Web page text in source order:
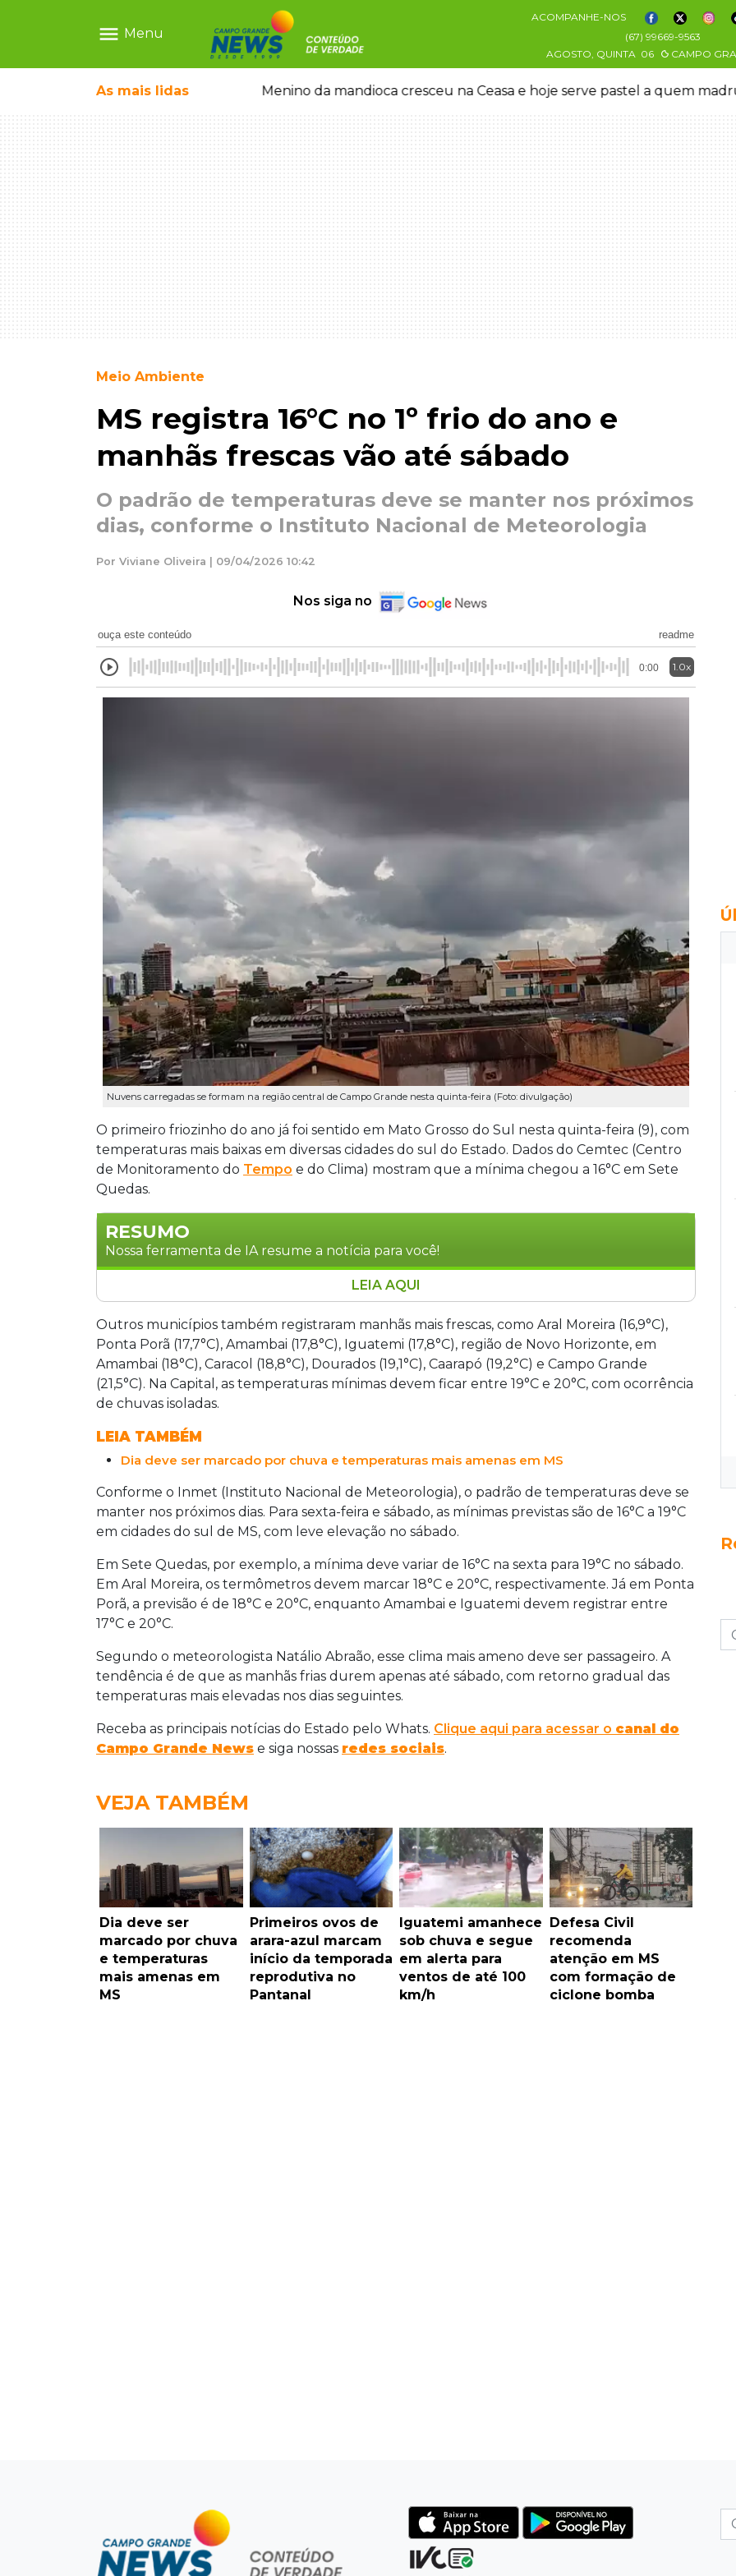
menu Menu
ACOMPANHE-NOS
(67) 99669-9563
AGOSTO, QUINTA 06 CAMPO
As mais lidas
crianças brasileiras Menino da mandioca cresceu na Ceasa e hoje serve pastel a quem
Meio Ambiente
MS registra 16°C no 1º frio do ano e
manhãs frescas vão até sábado
O padrão de temperaturas deve se manter nos próximos
dias, conforme o Instituto Nacional de Meteorologia
Por Viviane Oliveira | 09/04/2026 10:42
Nos siga no
ouça este conteúdo readme
0:00 1.0x
Nuvens carregadas se formam na região central de Campo Grande nesta quinta-feira (Foto: divulgação)
O primeiro friozinho do ano já foi sentido em Mato Grosso do Sul nesta quinta-feira (9), com
temperaturas mais baixas em diversas cidades do sul do Estado. Dados do Cemtec (Centro
de Monitoramento do Tempo e do Clima) mostram que a mínima chegou a 16°C em Sete
Quedas.
RESUMO
Nossa ferramenta de IA resume a notícia para você!
Mato Grosso do Sul registrou as primeiras temperaturas baixas do ano nesta quarta-
feira (9), com mínima de 16°C em Sete Quedas, segundo o Cemtec. Outras cidades
também tiveram manhãs frescas, como Campo Grande, com 21,5°C. O Inmet prevê
mínimas entre 16°C e 19°C até sábado no sul do Estado, com elevação gradual nos dias
seguintes, segundo o meteorologista Natálio Abraão.
LEIA AQUI
Outros municípios também registraram manhãs mais frescas, como Aral Moreira (16,9°C),
Ponta Porã (17,7°C), Amambai (17,8°C), Iguatemi (17,8°C), região de Novo Horizonte, em
Amambai (18°C), Caracol (18,8°C), Dourados (19,1°C), Caarapó (19,2°C) e Campo Grande
(21,5°C). Na Capital, as temperaturas mínimas devem ficar entre 19°C e 20°C, com ocorrência
de chuvas isoladas.
LEIA TAMBÉM
Dia deve ser marcado por chuva e temperaturas mais amenas em MS
Conforme o Inmet (Instituto Nacional de Meteorologia), o padrão de temperaturas deve se
manter nos próximos dias. Para sexta-feira e sábado, as mínimas previstas são de 16°C a 19°C
em cidades do sul de MS, com leve elevação no sábado.
Em Sete Quedas, por exemplo, a mínima deve variar de 16°C na sexta para 19°C no sábado.
Em Aral Moreira, os termômetros devem marcar 18°C e 20°C, respectivamente. Já em Ponta
Porã, a previsão é de 18°C e 20°C, enquanto Amambai e Iguatemi devem registrar entre
17°C e 20°C.
Segundo o meteorologista Natálio Abraão, esse clima mais ameno deve ser passageiro. A
tendência é de que as manhãs frias durem apenas até sábado, com retorno gradual das
temperaturas mais elevadas nos dias seguintes.
Receba as principais notícias do Estado pelo Whats. Clique aqui para acessar o canal do
Campo Grande News e siga nossas redes sociais.
VEJA TAMBÉM
Dia deve ser
marcado por chuva
e temperaturas
mais amenas em
MS
Primeiros ovos de
arara-azul marcam
início da temporada
reprodutiva no
Pantanal
Iguatemi amanhece
sob chuva e segue
em alerta para
ventos de até 100
km/h
Defesa Civil
recomenda
atenção em MS
com formação de
ciclone bomba